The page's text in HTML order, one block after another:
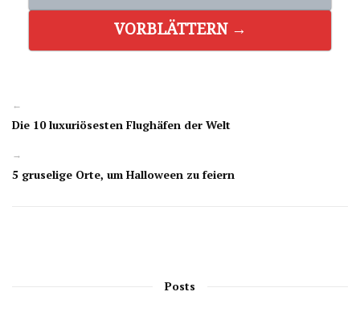
VORBLÄTTERN →
←
Die 10 luxuriösesten Flughäfen der Welt
→
5 gruselige Orte, um Halloween zu feiern
Posts